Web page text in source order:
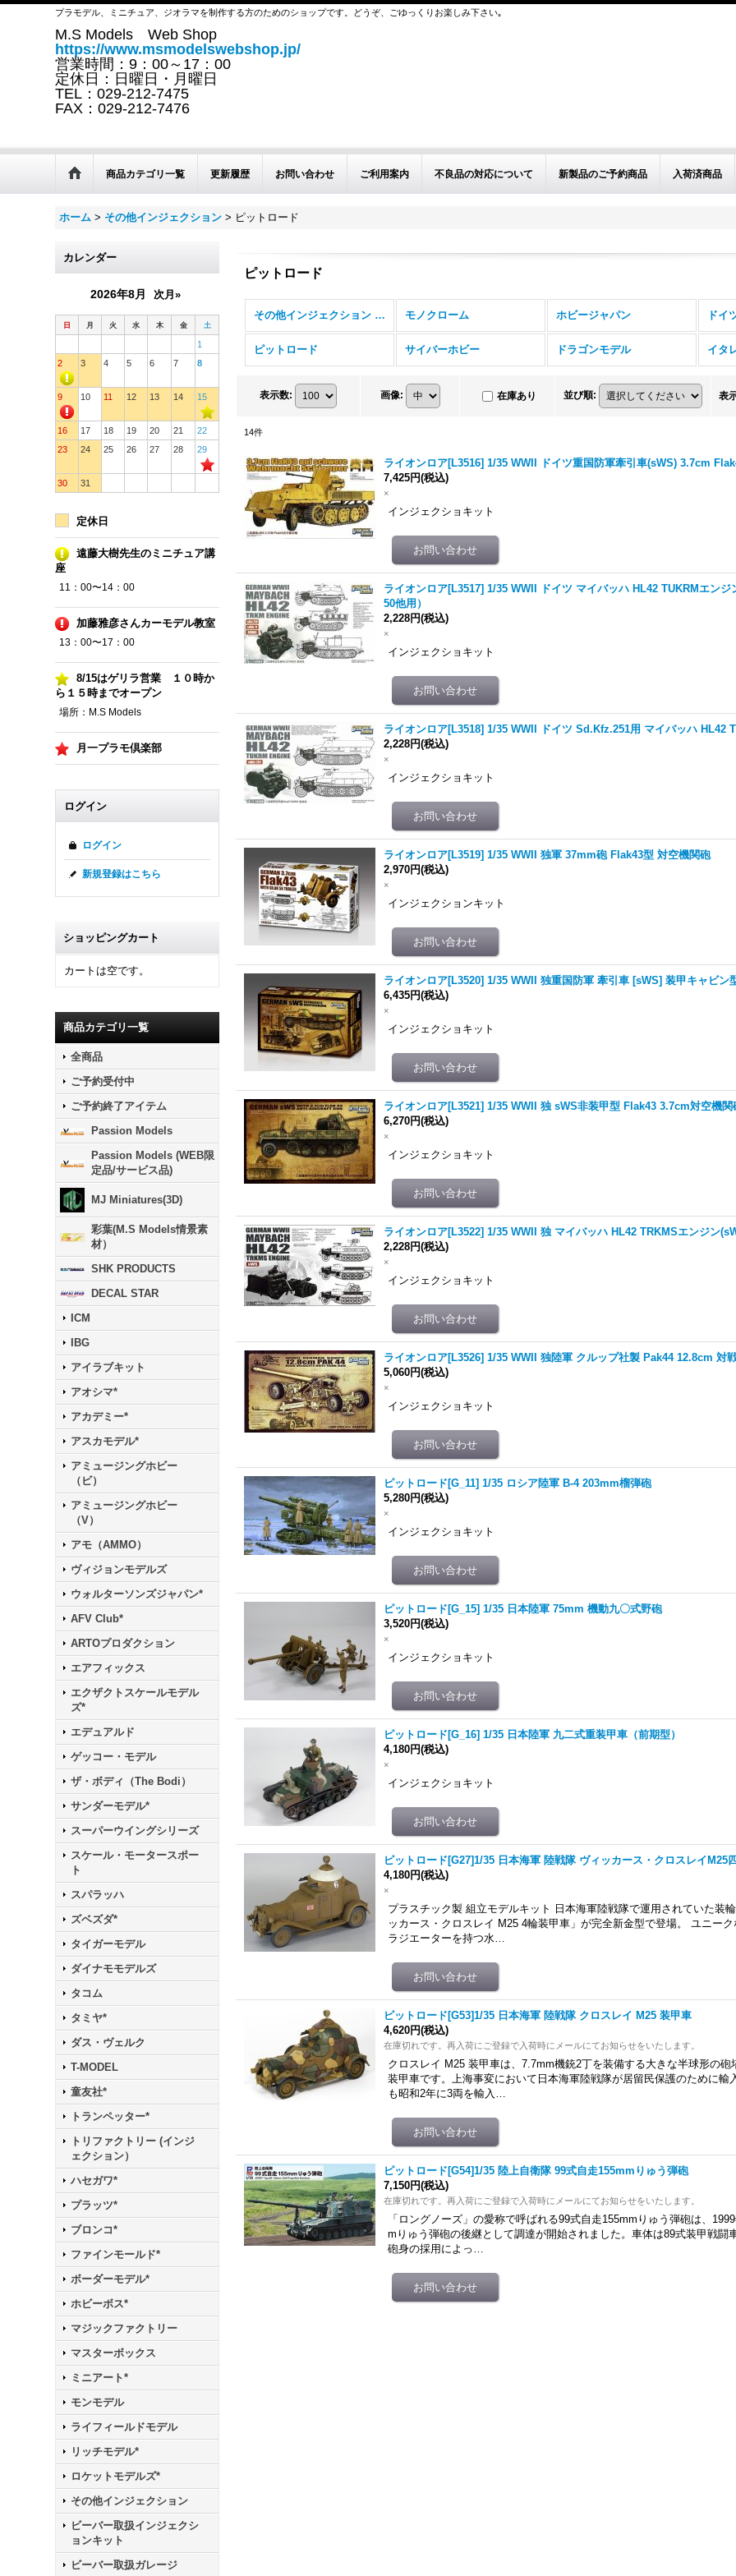
プラモデル、ミニチュア、ジオラマを制作する方のためのショップです。どうぞ、ごゆっくりお楽しみ下さい｡
M.S Models Web Shop
https://www.msmodelswebshop.jp/
営業時間：9：00～17：00
定休日：日曜日・月曜日
TEL：029-212-7475
FAX：029-212-7476
商品カテゴリ一覧 更新履歴 お問い合わせ ご利用案内 不良品の対応について 新製品のご予約商品 入荷済商品
ホーム > その他インジェクション > ピットロード
カレンダー
2026年8月 次月»
日 月 火 水 木 金 土
1
2
3 4 5 6 7 8
9 10 11 12 13 14 15
16 17 18 19 20 21
22
23
24 25 26 27 28 29
30 31
定休日
遠藤大樹先生のミニチュア講
座
11：00〜14：00
加藤雅彦さんカーモデル教室
13：00〜17：00
8/15はゲリラ営業 １０時か
ら１５時までオープン
場所：M.S Models
月一プラモ倶楽部
ログイン
ログイン
新規登録はこちら
ショッピングカート
カートは空です。
商品カテゴリ一覧
全商品
ご予約受付中
ご予約終了アイテム
Passion Models
Passion Models (WEB限
定品/サービス品)
MJ Miniatures(3D)
彩葉(M.S Models情景素
材）
SHK PRODUCTS
DECAL STAR
ICM
IBG
アイラブキット
アオシマ*
アカデミー*
アスカモデル*
アミュージングホビー
（ビ）
アミュージングホビー
（V）
アモ（AMMO）
ヴィジョンモデルズ
ウォルターソンズジャパン*
AFV Club*
ARTOプロダクション
エアフィックス
エクザクトスケールモデル
ズ*
エデュアルド
ゲッコー・モデル
ザ・ボディ（The Bodi）
サンダーモデル*
スーパーウイングシリーズ
スケール・モータースポー
ト
スパラッハ
ズベズダ*
タイガーモデル
ダイナモモデルズ
タコム
タミヤ*
ダス・ヴェルク
T-MODEL
童友社*
トランペッター*
トリファクトリー (インジ
ェクション）
ハセガワ*
プラッツ*
ブロンコ*
ファインモールド*
ボーダーモデル*
ホビーボス*
マジックファクトリー
マスターボックス
ミニアート*
モンモデル
ライフィールドモデル
リッチモデル*
ロケットモデルズ*
その他インジェクション
ビーバー取扱インジェクシ
ョンキット
ビーバー取扱ガレージ
ピットロード
その他インジェクション (全商品) モノクローム ホビージャパン ドイ
ピットロード サイバーホビー ドラゴンモデル イタ
表示数: 画像: 在庫あり 並び順: 表
14件
ライオンロア[L3516] 1/35 WWII ドイツ重国防軍牽引車(sWS) 3.7cm
7,425円(税込)
×
インジェクショキット
ライオンロア[L3517] 1/35 WWII ドイツ マイバッハ HL42 TUKRMエン
50他用）
2,228円(税込)
×
インジェクショキット
ライオンロア[L3518] 1/35 WWII ドイツ Sd.Kfz.251用 マイバッハ HL42
2,228円(税込)
×
インジェクショキット
ライオンロア[L3519] 1/35 WWII 独軍 37mm砲 Flak43型 対空機関砲
2,970円(税込)
×
インジェクションキット
ライオンロア[L3520] 1/35 WWII 独重国防軍 牽引車 [sWS] 装甲キャビン
6,435円(税込)
×
インジェクショキット
ライオンロア[L3521] 1/35 WWII 独 sWS非装甲型 Flak43 3.7cm対空機関
6,270円(税込)
×
インジェクショキット
ライオンロア[L3522] 1/35 WWII 独 マイバッハ HL42 TRKMSエンジン
2,228円(税込)
×
インジェクショキット
ライオンロア[L3526] 1/35 WWII 独陸軍 クルップ社製 Pak44 12.8cm 対
5,060円(税込)
×
インジェクショキット
ピットロード[G_11] 1/35 ロシア陸軍 B-4 203mm榴弾砲
5,280円(税込)
×
インジェクショキット
ピットロード[G_15] 1/35 日本陸軍 75mm 機動九〇式野砲
3,520円(税込)
×
インジェクショキット
ピットロード[G_16] 1/35 日本陸軍 九二式重装甲車（前期型）
4,180円(税込)
×
インジェクショキット
ピットロード[G27]1/35 日本海軍 陸戦隊 ヴィッカース・クロスレイM25
4,180円(税込)
×
プラスチック製 組立モデルキット 日本海軍陸戦隊で運用されていた装
ッカース・クロスレイ M25 4輪装甲車」が完全新金型で登場。 ユニー
ラジエーターを持つ水…
ピットロード[G53]1/35 日本海軍 陸戦隊 クロスレイ M25 装甲車
4,620円(税込)
在庫切れです。再入荷にご登録で入荷時にメールにてお知らせをいたします。
クロスレイ M25 装甲車は、7.7mm機銃2丁を装備する大きな半球形の砲
装甲車です。上海事変において日本海軍陸戦隊が居留民保護のために輸
も昭和2年に3両を輸入…
ピットロード[G54]1/35 陸上自衛隊 99式自走155mmりゅう弾砲
7,150円(税込)
在庫切れです。再入荷にご登録で入荷時にメールにてお知らせをいたします。
「ロングノーズ」の愛称で呼ばれる99式自走155mmりゅう弾砲は、
mりゅう弾砲の後継として調達が開始されました。車体は89式装甲戦闘
砲身の採用によっ…